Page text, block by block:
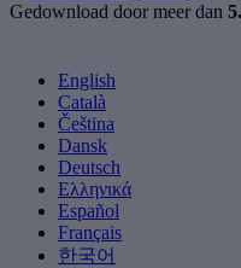
Gedownload door meer dan
English
Català
Čeština
Dansk
Deutsch
Ελληνικά
Español
Français
한국어